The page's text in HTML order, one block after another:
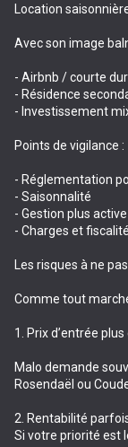
Location
Avec son image
- Airbnb / courte
- Résidence
- Investissement
Points de vigilance :
- Réglementation
- Saisonnalité
- Gestion plus active
- Charges et fiscalité
Les risques à ne
Comme tout
1. Prix d’entrée plus
Malo demande
Rosendaël ou
2. Rentabilité
Si votre priorité est